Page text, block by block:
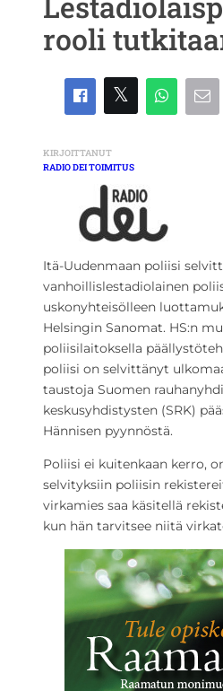
rooli
KIRJOITTANUT
RADIO DEI TOIMITUS
Itä-Uudenmaan poliisi
vanhoillislestadiolainen
uskonyhteisölleen
Helsingin Sanomat. HS:n
poliisilaitoksella
poliisi on selvittänyt
taustoja Suomen
keskusyhdistysten (SRK)
Hännisen pyynnöstä.
Poliisi ei kuitenkaan kerro,
selvityksiin poliisin
virkamies saa käsitellä
kun hän tarvitsee niitä